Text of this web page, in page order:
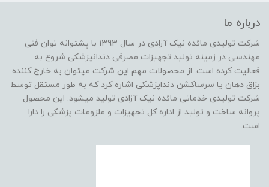
درباره ما
شرکت تولیدی مائده نیک آزادی در سال 1393 با پشتوانه توان فنی
مهندسی در زمینه تولید تجهیزات مصرفی دندانپزشکی شروع به
فعالیت کرده است. از محصولات مهم این شرکت میتوان به خارج کننده
بزاق دهان یا سرساکشن دنداپزشکی اشاره کرد که به طور مستقل توسط
شرکت تولیدی خدماتی مائده نیک آزادی تولید میشود. این محصول
پروانه ساخت و تولید از اداره کل تجهیزات و ملزومات پزشکی را دارا
است.